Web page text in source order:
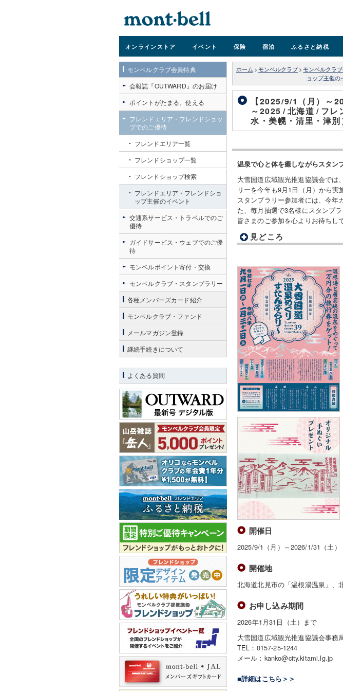
オンラインストア イベント 保険 宿泊 ふるさと納税
ホーム > モンベルクラブ > モンベルクラ
ョップ主催の
【2025/9/1（月）～
～2025 /北海道 / フレ
水・美幌・清里・津別
温泉で心と体を癒しながらスタン
大雪国道広域観光推進協議会では
リーを今年も9月1日（月）から実
スタンプラリー参加者には、今年
た、毎月抽選で3名様にスタンプ
皆さまのご参加を心よりお待ちし
見どころ
開催日
2025/9/1（月）～2026/1/31（土）
開催地
北海道北見市の「温根湯温泉」、
お申し込み期間
2026年1月31日（土）まで
大雪国道広域観光推進協議会事務
TEL：0157-25-1244
メール：kanko@city.kitami.lg.jp
■詳細はこちら＞＞
モンベルクラブ会員特典
会報誌『OUTWARD』のお届け
ポイントがたまる、使える
フレンドエリア・フレンドショッ
プでのご優待
フレンドエリア一覧
フレンドショップ一覧
フレンドショップ検索
フレンドエリア・フレンドショ
ップ主催のイベント
交通系サービス・トラベルでのご
優待
ガイドサービス・ウェブでのご優
待
モンベルポイント寄付・交換
モンベルクラブ・スタンプラリー
各種メンバーズカード紹介
モンベルクラブ・ファンド
メールマガジン登録
継続手続きについて
よくある質問